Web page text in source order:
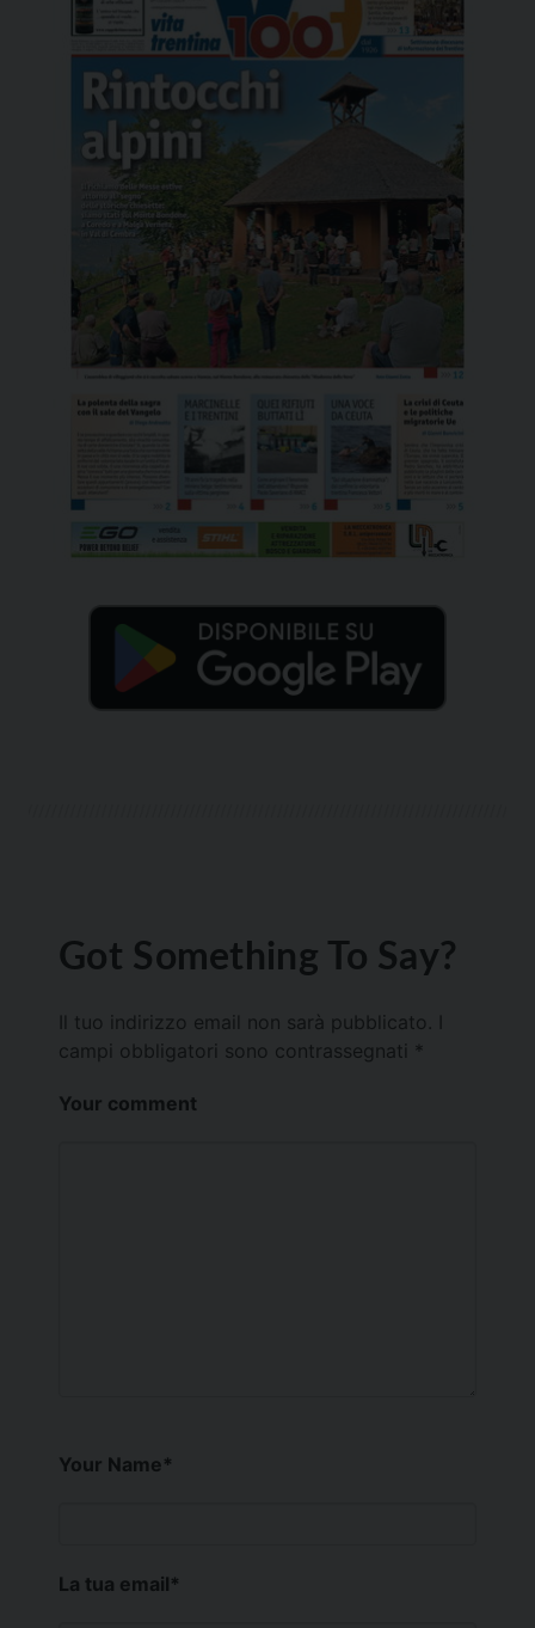
Got Something To Say?
Il tuo indirizzo email non sarà pubblicato.
campi obbligatori sono contrassegnati *
Your comment
Your Name*
La tua email*